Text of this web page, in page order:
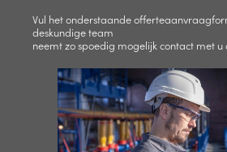
Vul het onderstaande
deskundige team
neemt zo spoedig mogelijk contact met u